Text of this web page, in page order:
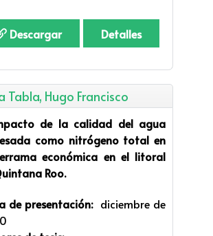
Descargar Detalles
Tabla, Hugo Francisco
de la calidad del agua
como nitrógeno total en
económica en el litoral
Roo.
de presentación: diciembre de